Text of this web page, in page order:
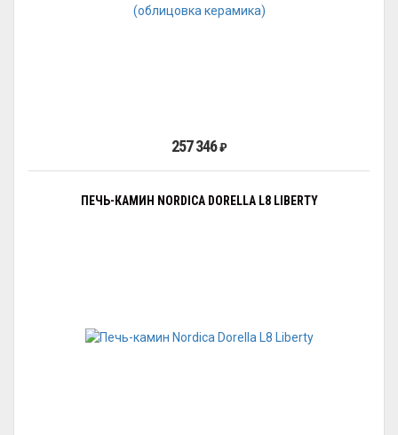
257 346₽
ПЕЧЬ-КАМИН NORDICA DORELLA L8 LIBERTY